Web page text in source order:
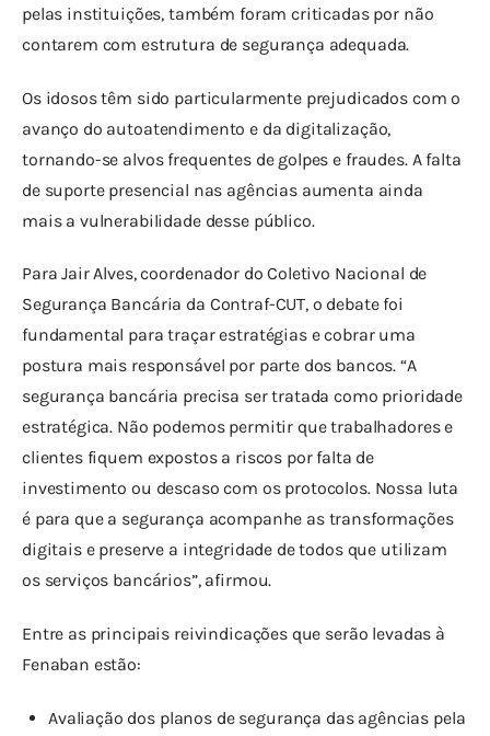
pelas instituições, também foram criticadas por não
contarem com estrutura de segurança adequada.
Os idosos têm sido particularmente prejudicados com o
avanço do autoatendimento e da digitalização,
tornando-se alvos frequentes de golpes e fraudes. A falta
de suporte presencial nas agências aumenta ainda
mais a vulnerabilidade desse público.
Para Jair Alves, coordenador do Coletivo Nacional de
Segurança Bancária da Contraf-CUT, o debate foi
fundamental para traçar estratégias e cobrar uma
postura mais responsável por parte dos bancos. “A
segurança bancária precisa ser tratada como prioridade
estratégica. Não podemos permitir que trabalhadores e
clientes fiquem expostos a riscos por falta de
investimento ou descaso com os protocolos. Nossa luta
é para que a segurança acompanhe as transformações
digitais e preserve a integridade de todos que utilizam
os serviços bancários”, afirmou.
Entre as principais reivindicações que serão levadas à
Fenaban estão:
Avaliação dos planos de segurança das agências pela